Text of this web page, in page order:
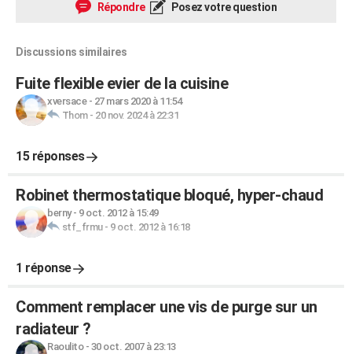
Répondre Posez votre question
Discussions similaires
Fuite flexible evier de la cuisine
xversace- 27 mars 2020 à 11:54
Thom- 20 nov. 2024 à 22:31
15 réponses
Robinet thermostatique bloqué, hyper-chaud
berny- 9 oct. 2012 à 15:49
stf_frmu- 9 oct. 2012 à 16:18
1 réponse
Comment remplacer une vis de purge sur un
radiateur ?
Raoulito- 30 oct. 2007 à 23:13